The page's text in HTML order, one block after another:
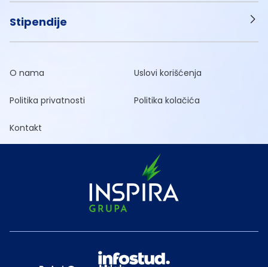
Stipendije
O nama Uslovi korišćenja
Politika privatnosti Politika kolačića
Kontakt